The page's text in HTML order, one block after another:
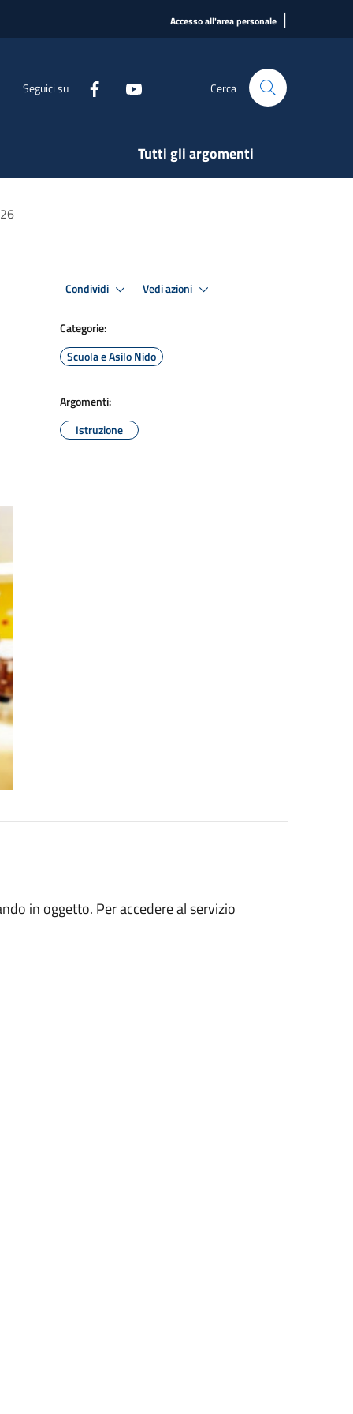
Accesso all'area personale |
Seguici su Cerca
Tutti gli argomenti
Condividi Vedi azioni
Categorie:
Scuola e Asilo Nido
Argomenti:
Istruzione
in oggetto. Per accedere al servizio